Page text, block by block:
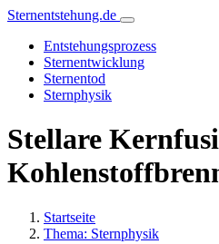
Sternentstehung.de
Entstehungsprozess
Sternentwicklung
Sternentod
Sternphysik
Stellare
Startseite
Thema: Sternphysik